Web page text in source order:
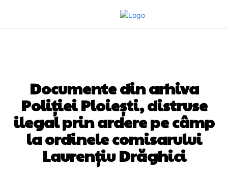
Documente din arhiva
Poliției Ploiești, distruse
ilegal prin ardere pe câmp
la ordinele comisarului
Laurențiu Drăghici